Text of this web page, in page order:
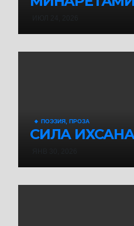
🔸 ПОЭЗИЯ, ПРОЗА
СИЛА